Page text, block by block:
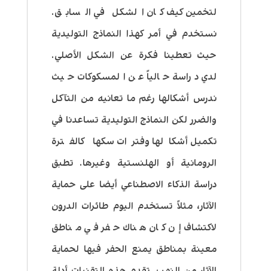
لتخمين كيف كان الشكل في السابق.
نستخدم في أمر كهذا النماذج التوليدية
حيث تعطينا فكرة عن الشكل الأصلي.
لدي دراسة حالياً عن المسكوكات حيث
ندرس أشكالها رغم ما تعانيه من التآكل
والضرر لكن النماذج التوليدية تساعدنا في
تكميل أشكالها وفترات سكها كالفترة
الرومانية أو الهلنستية وغيرها. تطبق
دراسة الذكاء الاصطناعي أيضا على حماية
الآثار، مثلاً تستخدم اليوم طائرات الدرون
لاكتشاف إن كان هناك حفر في مناطق
معينة بمناطق يمنع الحفر فيها لحماية